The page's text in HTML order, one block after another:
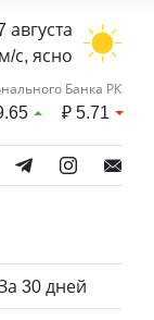
августа
с, ясно
Банка РК
₽5.71
30 дней